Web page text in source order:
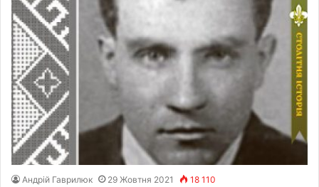
Андрій Гаврилюк 29 Жовтня 2021 18 110